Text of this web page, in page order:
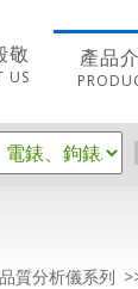
敬
US
產品
質分析儀系列